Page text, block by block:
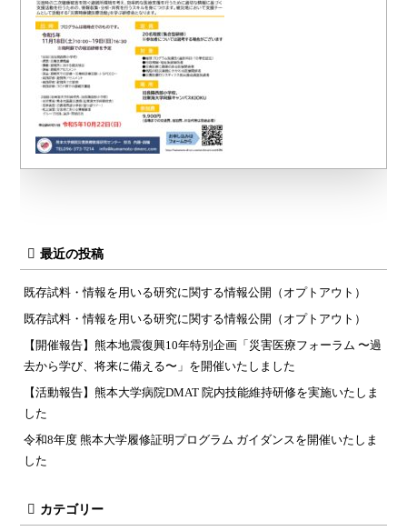
最近の投稿
既存試料・情報を用いる研究に関する情報公開（オプトアウト）
既存試料・情報を用いる研究に関する情報公開（オプトアウト）
【開催報告】熊本地震復興10年特別企画「災害医療フォーラム 〜過
去から学び、将来に備える〜」を開催いたしました
【活動報告】熊本大学病院DMAT 院内技能維持研修を実施いたしま
した
令和8年度 熊本大学履修証明プログラム ガイダンスを開催いたしま
した
カテゴリー